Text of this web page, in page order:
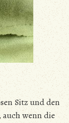
Sitz und den
auch wenn die